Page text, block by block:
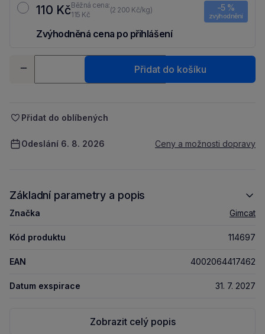
110 KčBěžná cena:
115 Kč
(2 200 Kč/kg) -5 %
zvýhodnění
Zvýhodněná cena po přihlášení
-
+
Přidat do košíku
Přidat do oblíbených
Odeslání 6. 8. 2026 Ceny a možnosti dopravy
Základní parametry a popis
Značka Gimcat
Kód produktu 114697
EAN 4002064417462
Datum exspirace 31. 7. 2027
Zobrazit celý popis